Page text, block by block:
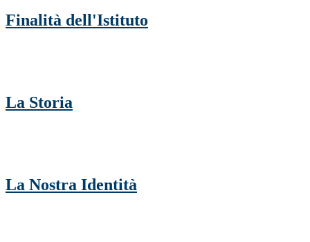
Finalità dell'Istituto
La Storia
La Nostra Identità